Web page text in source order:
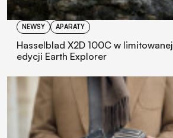
NEWSY APARATY
Hasselblad X2D 100C w limitowanej
edycji Earth Explorer